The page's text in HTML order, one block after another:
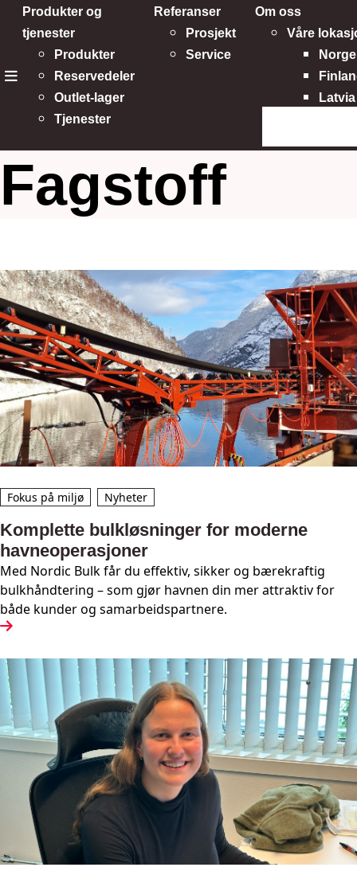
meny
Produkter og
tjenester
Produkter
Reservedeler
Outlet-lager
Tjenester
Referanser
Prosjekt
Service
Om oss
Våre
Norge
Latvia
Fagstoff
Fokus på miljø Nyheter
Komplette bulkløsninger for moderne
havneoperasjoner
Med Nordic Bulk får du effektiv, sikker og bærekraftig
bulkhåndtering – som gjør havnen din mer attraktiv for
både kunder og samarbeidspartnere.